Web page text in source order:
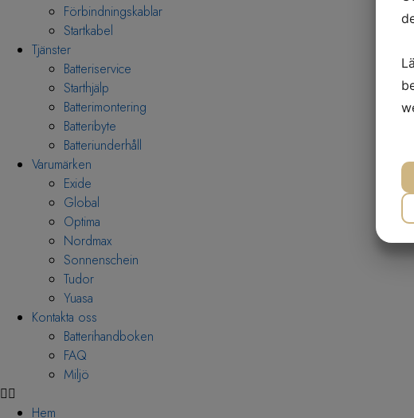
Förbindningskablar
Startkabel
Tjänster
Batteriservice
Starthjälp
Batterimontering
Batteribyte
Batteriunderhåll
Varumärken
Exide
Global
Optima
Nordmax
Sonnenschein
Tudor
Yuasa
Kontakta oss
Batterihandboken
FAQ
Miljö
Hem